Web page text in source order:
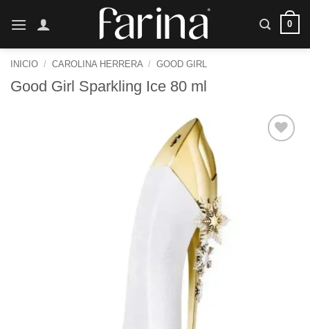
0
INICIO / CAROLINA HERRERA / GOOD GIRL
Good Girl Sparkling Ice 80 ml